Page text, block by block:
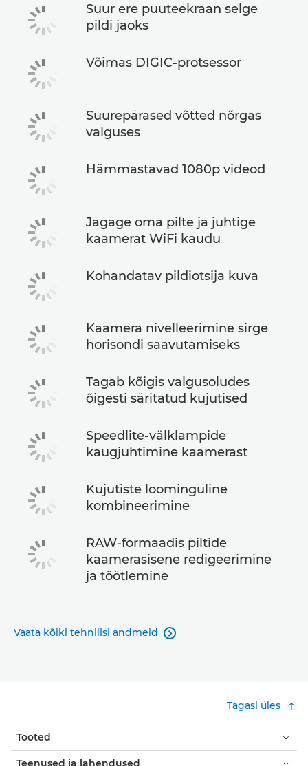
Suur ere puuteekraan selge
pildi jaoks
Võimas DIGIC-protsessor
Suurepärased võtted nõrgas
valguses
Hämmastavad 1080p videod
Jagage oma pilte ja juhtige
kaamerat WiFi kaudu
Kohandatav pildiotsija kuva
Kaamera nivelleerimine sirge
horisondi saavutamiseks
Tagab kõigis valgusoludes
õigesti säritatud kujutised
Speedlite-välklampide
kaugjuhtimine kaamerast
Kujutiste loominguline
kombineerimine
RAW-formaadis piltide
kaamerasisene redigeerimine
ja töötlemine
Vaata kõiki tehnilisi andmeid 
Tagasi üles
Tooted
Teenused ja lahendused